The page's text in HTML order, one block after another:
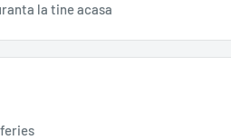
la tine acasa